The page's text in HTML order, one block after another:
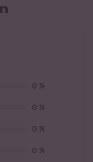
0 %
0 %
0 %
0 %